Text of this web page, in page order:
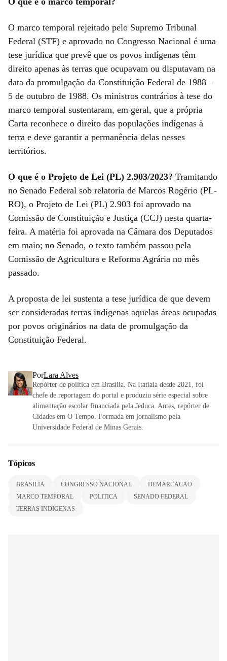
O marco temporal rejeitado pelo Supremo Tribunal
Federal (STF) e aprovado no Congresso Nacional é uma
tese jurídica que prevê que os povos indígenas têm
direito apenas às terras que ocupavam ou disputavam na
data da promulgação da Constituição Federal de 1988 –
5 de outubro de 1988. Os ministros contrários à tese do
marco temporal sustentaram, em geral, que a própria
Carta reconhece o direito das populações indígenas à
terra e deve garantir a permanência delas nesses
territórios.
O que é o Projeto de Lei (PL) 2.903/2023? Tramitando
no Senado Federal sob relatoria de Marcos Rogério (PL-
RO), o Projeto de Lei (PL) 2.903 foi aprovado na
Comissão de Constituição e Justiça (CCJ) nesta quarta-
feira. A matéria foi aprovada na Câmara dos Deputados
em maio; no Senado, o texto também passou pela
Comissão de Agricultura e Reforma Agrária no mês
passado.
A proposta de lei sustenta a tese jurídica de que devem
ser consideradas terras indígenas aquelas áreas ocupadas
por povos originários na data de promulgação da
Constituição Federal.
PorLara Alves
Repórter de política em Brasília. Na Itatiaia desde 2021, foi
chefe de reportagem do portal e produziu série especial sobre
alimentação escolar financiada pela Jeduca. Antes, repórter de
Cidades em O Tempo. Formada em jornalismo pela
Universidade Federal de Minas Gerais.
Tópicos
BRASILIA CONGRESSO NACIONAL
DEMARCACAO
MARCO TEMPORAL
POLITICA
SENADO FEDERAL
TERRAS INDIGENAS